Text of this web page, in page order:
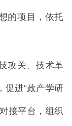
的项目，依托
攻关、技术革
促进“政产学研
接平台，组织